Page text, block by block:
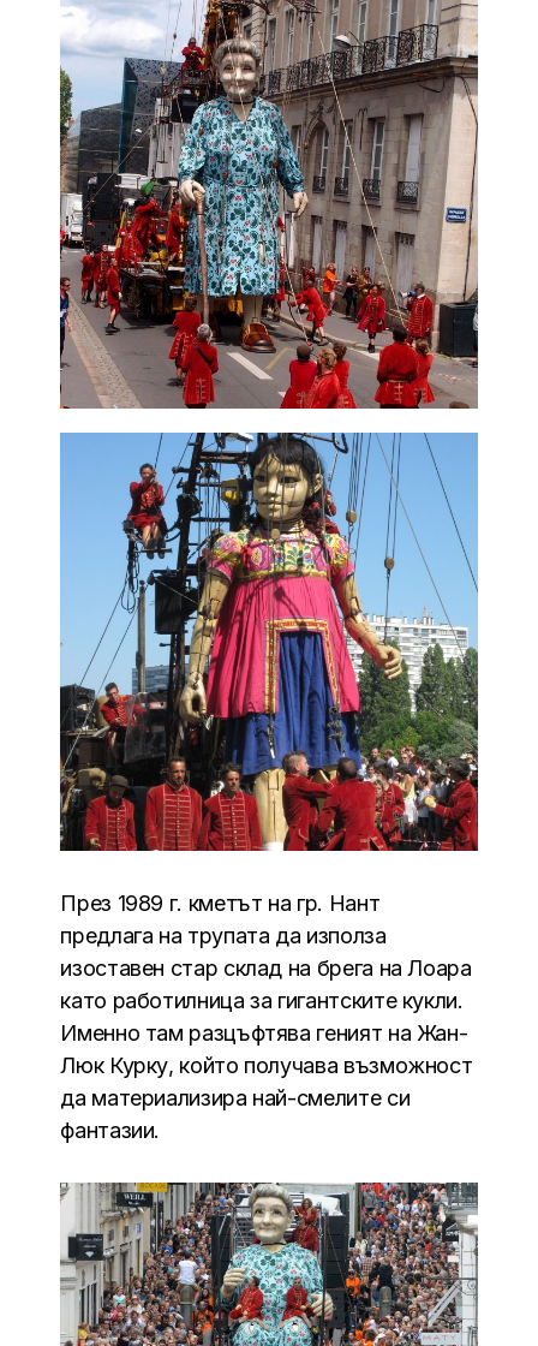
През 1989 г. кметът на гр. Нант
предлага на трупата да използа
изоставен стар склад на брега на Лоара
като работилница за гигантските кукли.
Именно там разцъфтява геният на Жан-
Люк Курку, който получава възможност
да материализира най-смелите си
фантазии.